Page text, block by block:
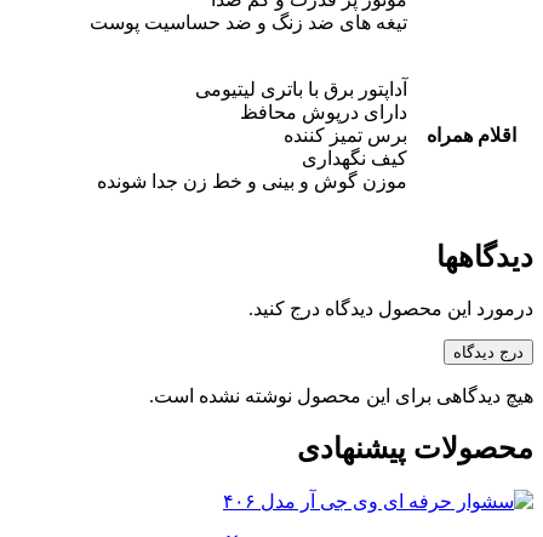
تیغه های ضد زنگ و ضد حساسیت پوست
اقلام همراه
آداپتور برق با باتری لیتیومی
دارای درپوش محافظ
برس تمیز کننده
کیف نگهداری
موزن گوش و بینی و خط زن جدا شونده
دیدگاهها
درمورد این محصول دیدگاه درج کنید.
درج دیدگاه
هیچ دیدگاهی برای این محصول نوشته نشده است.
محصولات پیشنهادی